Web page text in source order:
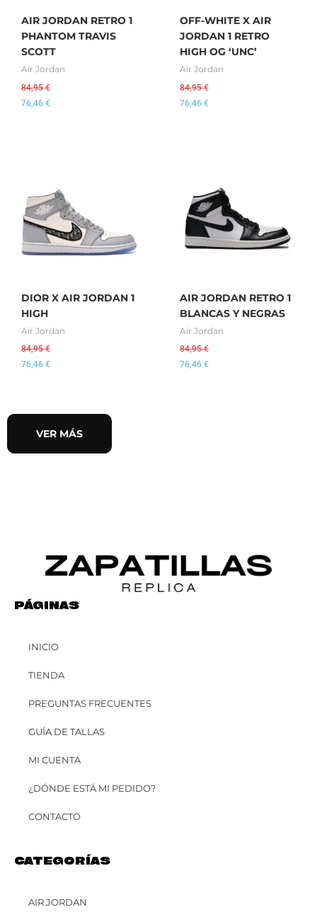
AIR JORDAN RETRO 1
PHANTOM TRAVIS
SCOTT
Air Jordan
84,95€
76,46 €
OFF-WHITE X AIR
JORDAN 1 RETRO
HIGH OG ‘UNC’
Air Jordan
84,95€
76,46 €
DIOR X AIR JORDAN 1
HIGH
Air Jordan
84,95€
76,46 €
AIR JORDAN RETRO 1
BLANCAS Y NEGRAS
Air Jordan
84,95€
76,46 €
VER MÁS
PÁGINAS
INICIO
TIENDA
PREGUNTAS FRECUENTES
GUÍA DE TALLAS
MI CUENTA
¿DÓNDE ESTÁ MI PEDIDO?
CONTACTO
CATEGORÍAS
AIR JORDAN